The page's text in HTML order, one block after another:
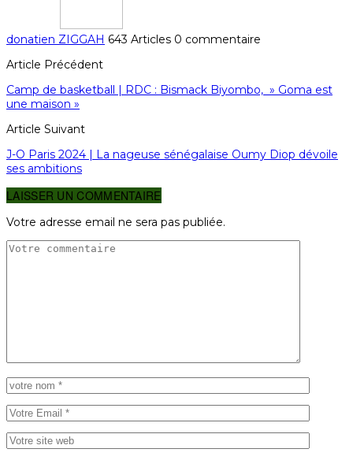
donatien ZIGGAH 643 Articles 0 commentaire
Article Précédent
Camp de basketball | RDC : Bismack Biyombo, » Goma est
une maison »
Article Suivant
J-O Paris 2024 | La nageuse sénégalaise Oumy Diop dévoile
ses ambitions
LAISSER UN COMMENTAIRE
Votre adresse email ne sera pas publiée.